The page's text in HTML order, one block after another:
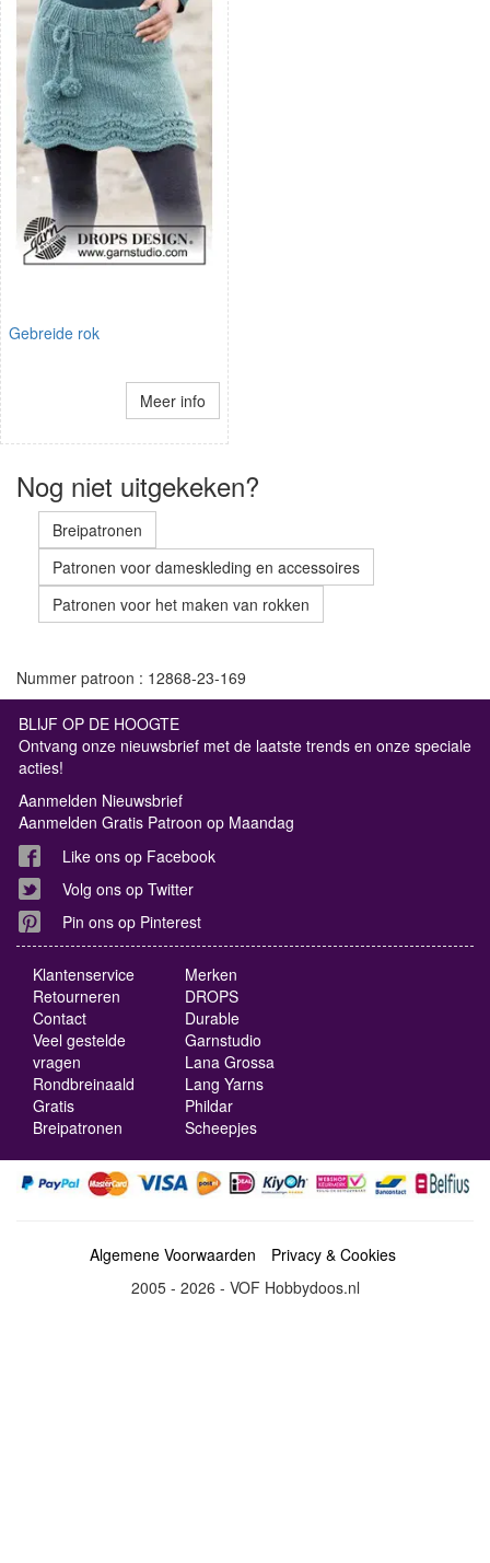
Gebreide rok
Meer info
Nog niet uitgekeken?
Breipatronen
Patronen voor dameskleding en accessoires
Patronen voor het maken van rokken
Nummer patroon : 12868-23-169
BLIJF OP DE HOOGTE
Ontvang onze nieuwsbrief met de laatste trends en onze speciale
acties!
Aanmelden Nieuwsbrief
Aanmelden Gratis Patroon op Maandag
Like ons op Facebook
Volg ons op Twitter
Pin ons op Pinterest
Klantenservice
Retourneren
Contact
Veel gestelde
vragen
Rondbreinaald
Gratis
Breipatronen
Merken
DROPS
Durable
Garnstudio
Lana Grossa
Lang Yarns
Phildar
Scheepjes
Algemene Voorwaarden
Privacy & Cookies
2005 - 2026 - VOF Hobbydoos.nl